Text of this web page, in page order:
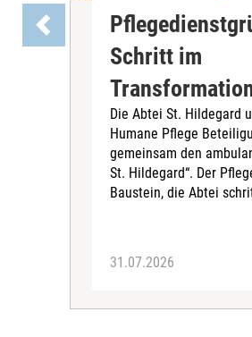
Schritt im
Die Abtei St. Hildegard
Humane Pflege
gemeinsam den
St. Hildegard“. Der
Baustein, die Abtei
31.07.2026